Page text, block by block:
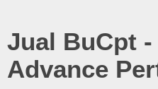
Jual BuCpt -
Advance